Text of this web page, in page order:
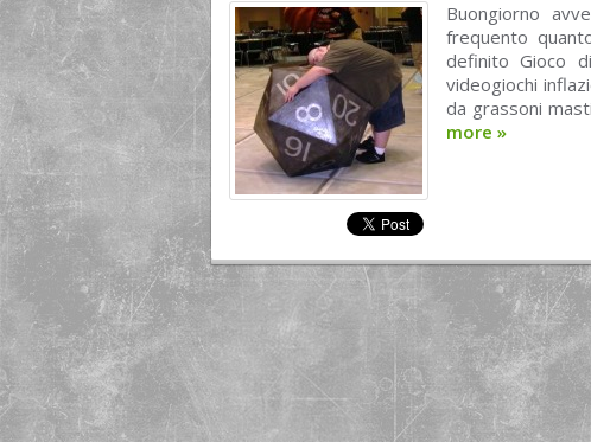
Buongiorno
frequento
definito Gioco
videogiochi
da grassoni
more »